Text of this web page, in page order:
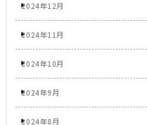
2024年12月
2024年11月
2024年10月
2024年9月
2024年8月